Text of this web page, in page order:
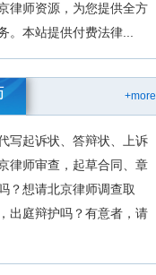
律师资源，为您提供全方
。本站提供付费法律...
+more
写起诉状、答辩状、上诉
律师审查，起草合同、章
？想请北京律师调查取
出庭辩护吗？有意者，请